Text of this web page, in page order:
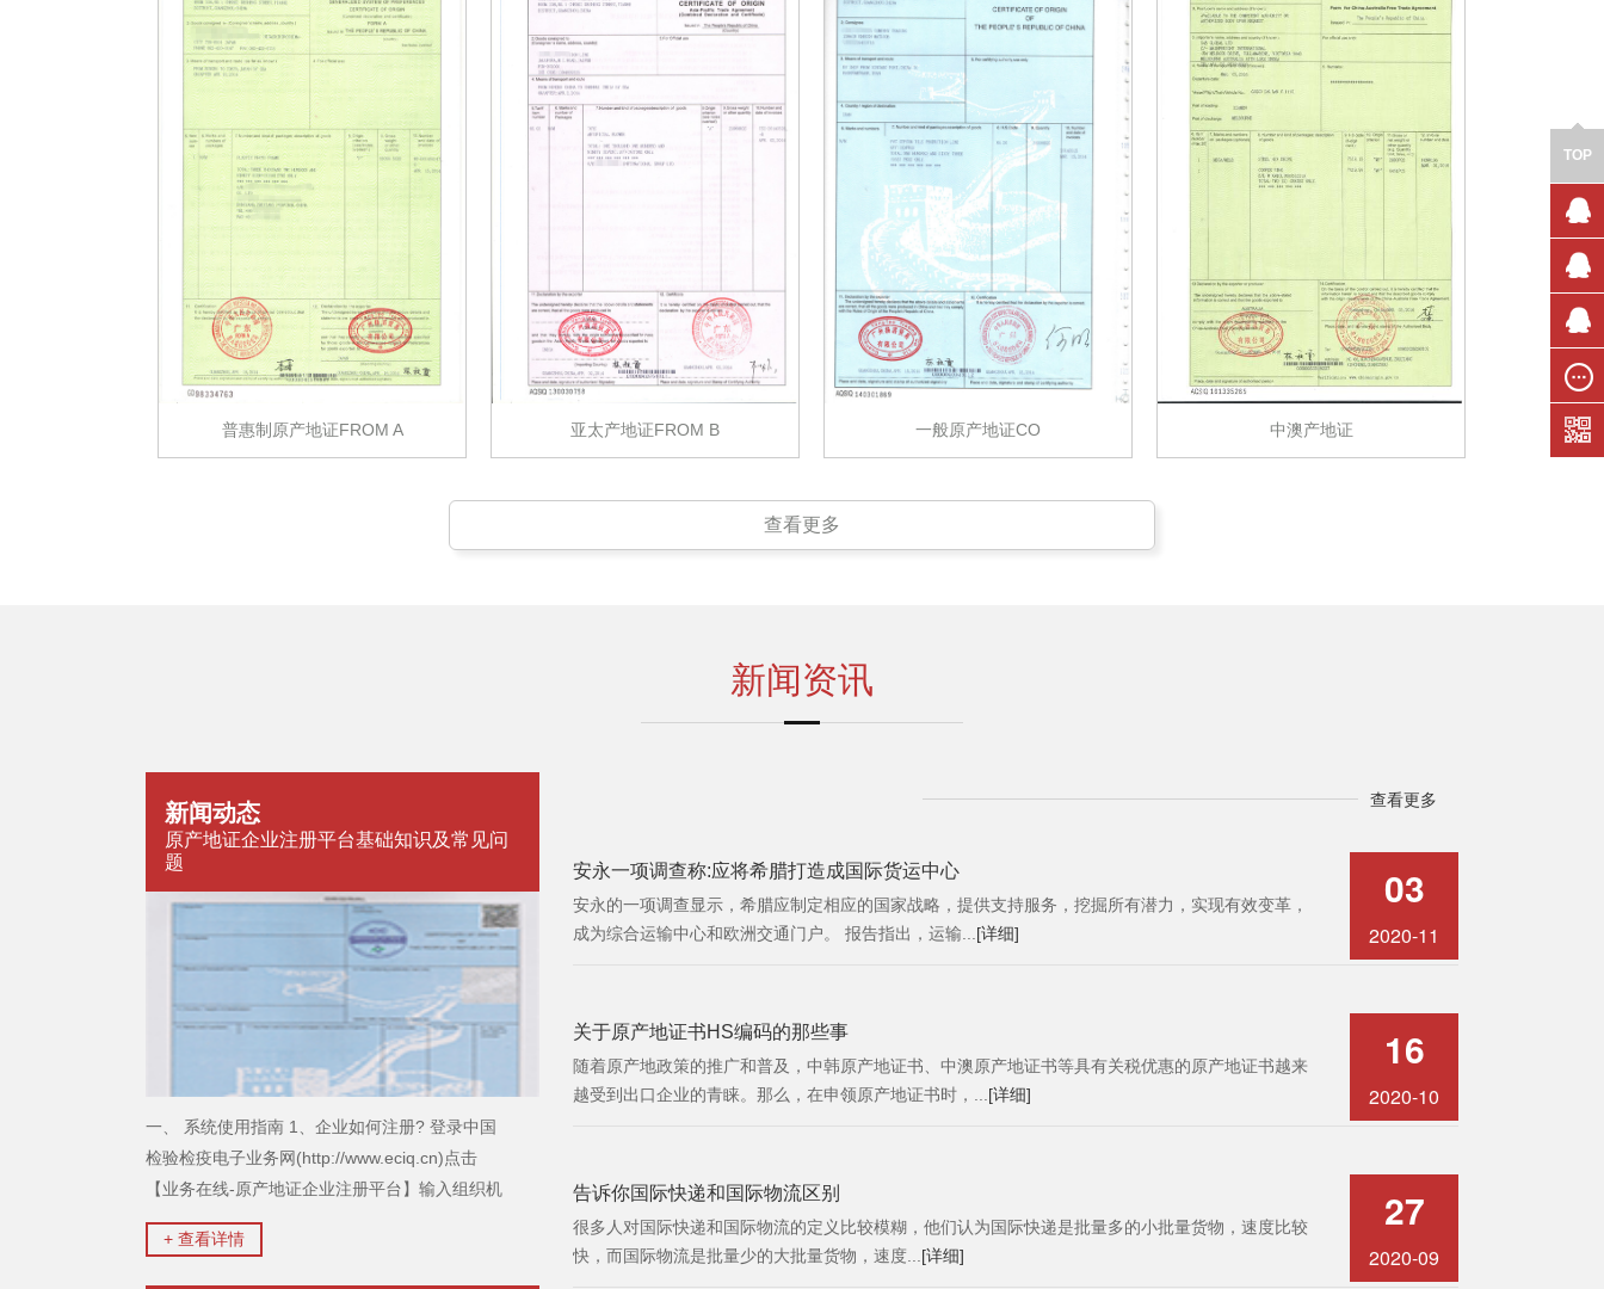
1 3
普惠制原产地证FROM A 亚太产地证FROM B 一般原产地证CO 中澳产地证
查看更多
新闻资讯
新闻动态
原产地证企业注册平台基础知识及常见问
题
一、 系统使用指南 1、企业如何注册? 登录中国
检验检疫电子业务网(http://www.eciq.cn)点击
【业务在线-原产地证企业注册平台】输入组织机
构代...
+ 查看详情
查看更多
安永一项调查称:应将希腊打造成国际货运中心
安永的一项调查显示，希腊应制定相应的国家战略，提供支持服务，挖掘所有潜力，实现有效变革，
成为综合运输中心和欧洲交通门户。 报告指出，运输... [详细]
03
2020-11
关于原产地证书HS编码的那些事
随着原产地政策的推广和普及，中韩原产地证书、中澳原产地证书等具有关税优惠的原产地证书越来
越受到出口企业的青睐。那么，在申领原产地证书时，... [详细]
16
2020-10
告诉你国际快递和国际物流区别
很多人对国际快递和国际物流的定义比较模糊，他们认为国际快递是批量多的小批量货物，速度比较
快，而国际物流是批量少的大批量货物，速度... [详细]
27
2020-09
TOP
售前咨
售前咨
技术支
在线留